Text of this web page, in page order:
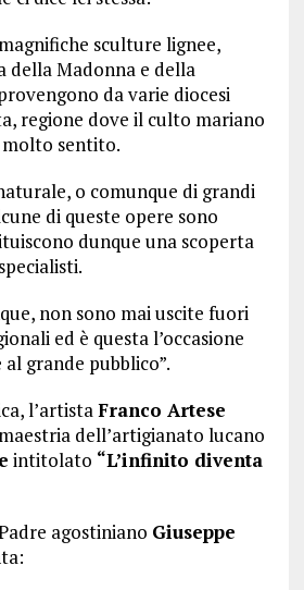
sculture lignee,
della Madonna e della
da varie diocesi
regione dove il culto mariano
molto sentito.
o comunque di grandi
di queste opere sono
dunque una scoperta
non sono mai uscite fuori
ed è questa l’occasione
grande pubblico”.
l’artistaFranco Artese
dell’artigianato lucano
intitolato “L’infinito diventa
agostiniano Giuseppe